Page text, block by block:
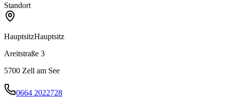
Standort
HauptsitzHauptsitz
Areitstraße 3
5700 Zell am See
0664 2022728